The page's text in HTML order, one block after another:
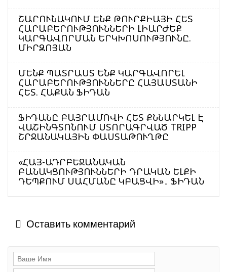
ՇԱՐՈՒՆԱԿՈՒՄ ԵՆՔ ԹՈՒՐՔԻԱՅԻ ՀԵՏ
ՀԱՐԱԲԵՐՈՒԹՅՈՒՆՆԵՐԻ ԼԻԱՐԺԵՔ
ԿԱՐԳԱՎՈՐՄԱՆ ԵՐԿԽՈՍՈՒԹՅՈՒՆԸ.
ՄԻՐԶՈՅԱՆ
ՄԵՆՔ ՊԱՏՐԱՍՏ ԵՆՔ ԿԱՐԳԱՎՈՐԵԼ
ՀԱՐԱԲԵՐՈՒԹՅՈՒՆՆԵՐԸ ՀԱՅԱՍՏԱՆԻ
ՀԵՏ. ՀԱՔԱՆ ՖԻԴԱՆ
ՖԻԴԱՆԸ ԲԱՅՐԱՄՈՎԻ ՀԵՏ ՔՆՆԱՐԿԵԼ Է
ՎԱՇԻՆԳՏՈՆՈՒՄ ՍՏՈՐԱԳՐՎԱԾ TRIPP
ՇՐՋԱՆԱԿԱՅԻՆ ՓԱՍՏԱԹՈՒՂԹԸ
«ՀԱՅ-ԱԴՐԲԵՋԱՆԱԿԱՆ
ԲԱՆԱԿՑՈՒԹՅՈՒՆՆԵՐԻ ԴՐԱԿԱՆ ԵԼՔԻ
ԴԵՊՔՈՒՄ ՍԱՀՄԱՆԸ ԿԲԱՑՎԻ»․ ՖԻԴԱՆ
Оставить комментарий